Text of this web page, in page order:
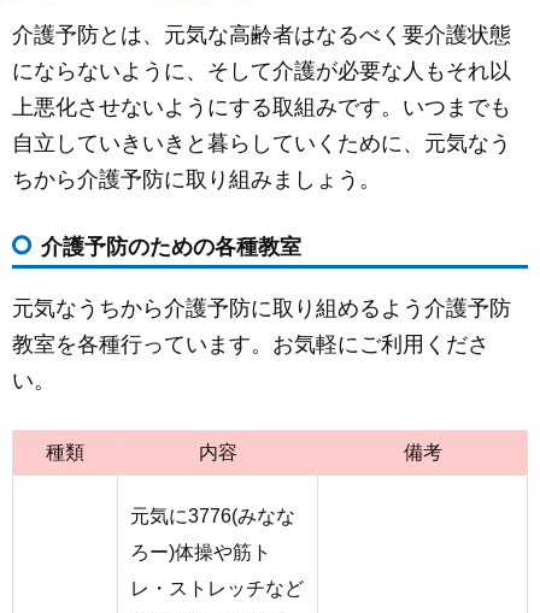
c
e
b
o
o
k
ail ss
e
n
g
er
e
介護予防とは、元気な高齢者はなるべく要介護状態
にならないように、そして介護が必要な人もそれ以
上悪化させないようにする取組みです。いつまでも
自立していきいきと暮らしていくために、元気なう
ちから介護予防に取り組みましょう。
介護予防のための各種教室
元気なうちから介護予防に取り組めるよう介護予防
教室を各種行っています。お気軽にご利用くださ
い。
種類 内容 備考
元気に3776(みなな
ろー)体操や筋ト
レ・ストレッチなど